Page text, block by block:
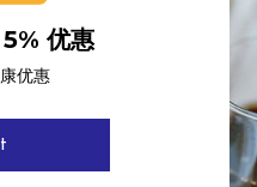
优惠
优惠